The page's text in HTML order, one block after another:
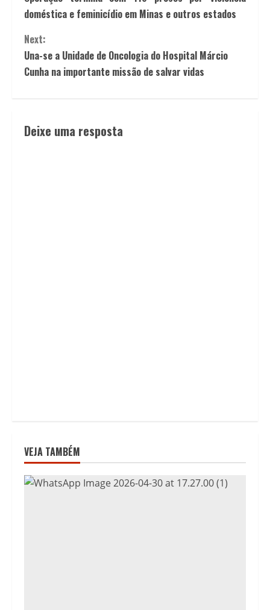
doméstica e feminicídio em Minas e outros estados
Next:
Una-se a Unidade de Oncologia do Hospital Márcio
Cunha na importante missão de salvar vidas
Deixe uma resposta
VEJA TAMBÉM